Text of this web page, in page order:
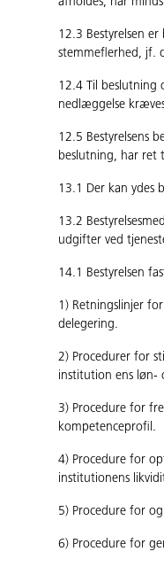
12.3 Bestyrelsen
stemmeflerhed, jf.
12.4 Til
nedlæggelse
12.5 Bestyrelsens
beslutning, har ret
13.1 Der kan ydes
13.2
udgifter ved
14.1 Bestyrelsen
1) Retningslinjer
delegering.
2) Procedurer for
institution­ ens løn-
3) Procedure for
kompetenceprofil.
4) Procedure for
institutionens
5) Procedure for
6) Procedure for